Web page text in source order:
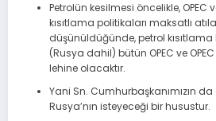
Petrolün kesilmesi öncelikle, OPEC
kısıtlama politikaları maksatlı
düşünüldüğünde, petrol kısıtlama
(Rusya dahil) bütün OPEC ve
lehine olacaktır.
Yani Sn. Cumhurbaşkanımızın
Rusya’nın isteyeceği bir husustur.